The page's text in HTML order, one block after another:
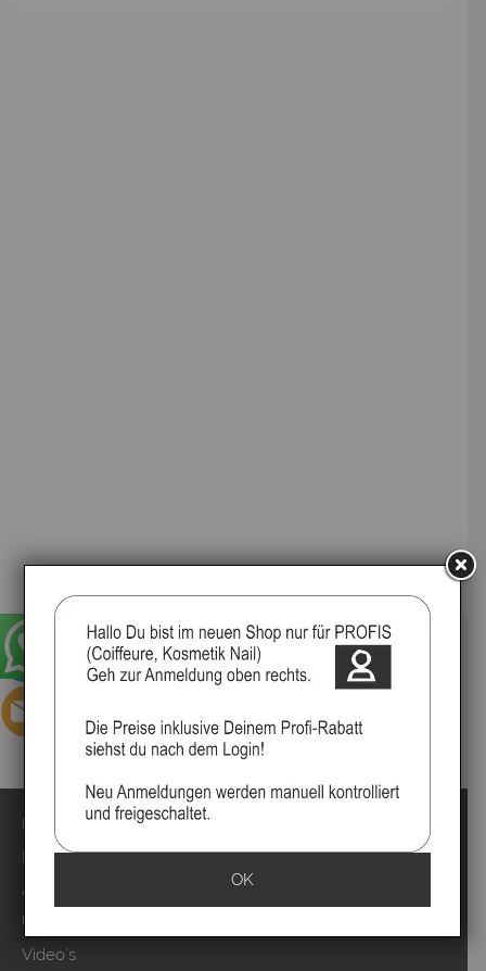
Impressum
Kontakt
Anmelden
Über uns
Video`s
OK